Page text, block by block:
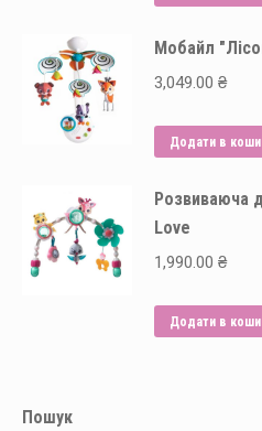
Мобайл
3,049.00 ₴
Додати в
Розвиваюча
Love
1,990.00 ₴
Додати в
Пошук